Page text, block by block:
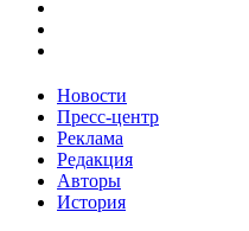
Новости
Пресс-центр
Реклама
Редакция
Авторы
История